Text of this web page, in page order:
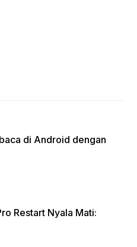
di Android dengan
Restart Nyala Mati: